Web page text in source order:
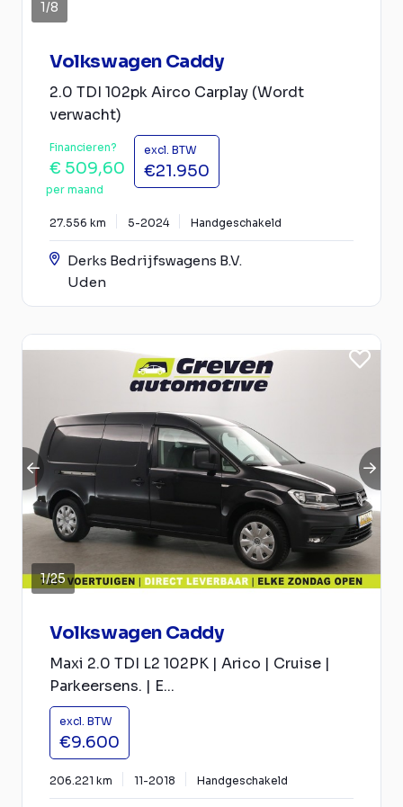
1/8
Volkswagen Caddy
2.0 TDI 102pk Airco Carplay (Wordt
verwacht)
Financieren?
€ 509,60
per maand
excl. BTW
€21.950
27.556 km 5-2024 Handgeschakeld
Derks Bedrijfswagens B.V.
Uden
1/25
Volkswagen Caddy
Maxi 2.0 TDI L2 102PK | Arico | Cruise |
Parkeersens. | E...
excl. BTW
€9.600
206.221 km 11-2018 Handgeschakeld